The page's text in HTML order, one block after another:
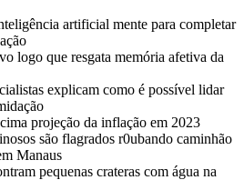
artificial mente para completar
logo que resgata memória afetiva da
explicam como é possível lidar
projeção da inflação em 2023
são flagrados r0ubando caminhão
Manaus
pequenas crateras com água na